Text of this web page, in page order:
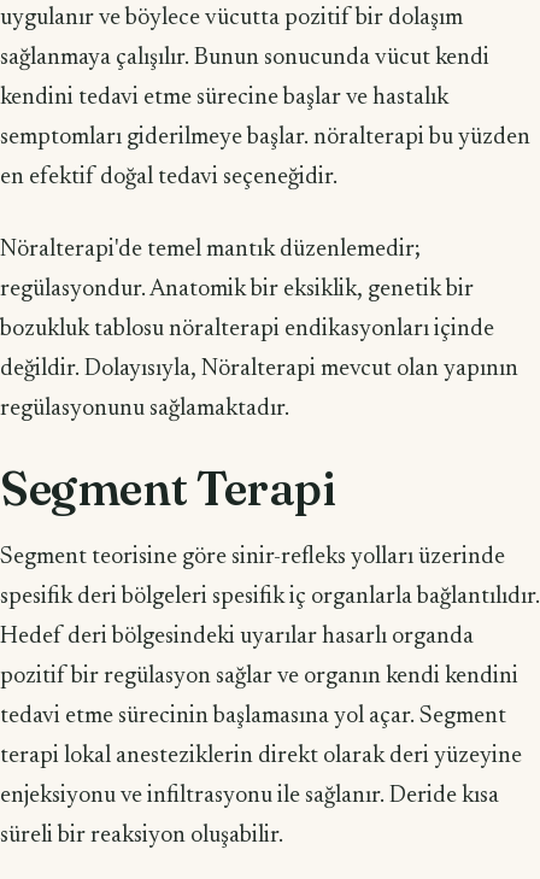
uygulanır ve böylece vücutta pozitif bir dolaşım
sağlanmaya çalışılır. Bunun sonucunda vücut kendi
kendini tedavi etme sürecine başlar ve hastalık
semptomları giderilmeye başlar. nöralterapi bu yüzden
en efektif doğal tedavi seçeneğidir.
Nöralterapi'de temel mantık düzenlemedir;
regülasyondur. Anatomik bir eksiklik, genetik bir
bozukluk tablosu nöralterapi endikasyonları içinde
değildir. Dolayısıyla, Nöralterapi mevcut olan yapının
regülasyonunu sağlamaktadır.
Segment Terapi
Segment teorisine göre sinir-refleks yolları üzerinde
spesifik deri bölgeleri spesifik iç organlarla bağlantılıdır.
Hedef deri bölgesindeki uyarılar hasarlı organda
pozitif bir regülasyon sağlar ve organın kendi kendini
tedavi etme sürecinin başlamasına yol açar. Segment
terapi lokal anesteziklerin direkt olarak deri yüzeyine
enjeksiyonu ve infiltrasyonu ile sağlanır. Deride kısa
süreli bir reaksiyon oluşabilir.